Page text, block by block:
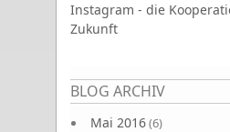
Instagram - die
Zukunft
BLOG ARCHIV
Mai 2016(6)
Seiten